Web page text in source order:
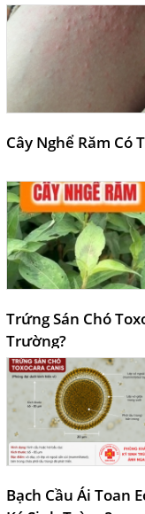
Cây Nghể Răm Có
Trứng Sán Chó
Trường?
Bạch Cầu Ái Toan